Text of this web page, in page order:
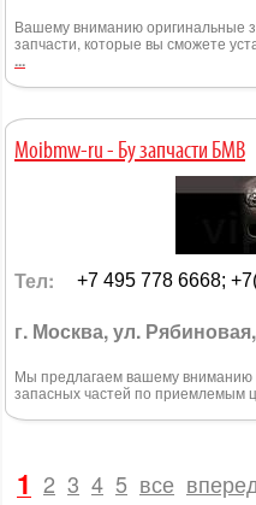
Вашему вниманию оригинальные
...
Moibmw-ru - Бу запчасти БМВ
Тел: +7 495 778 6668;
г. Москва, ул.
Мы предлагаем вашему
запасных частей по приемлемым
1 2 3 4 5 все